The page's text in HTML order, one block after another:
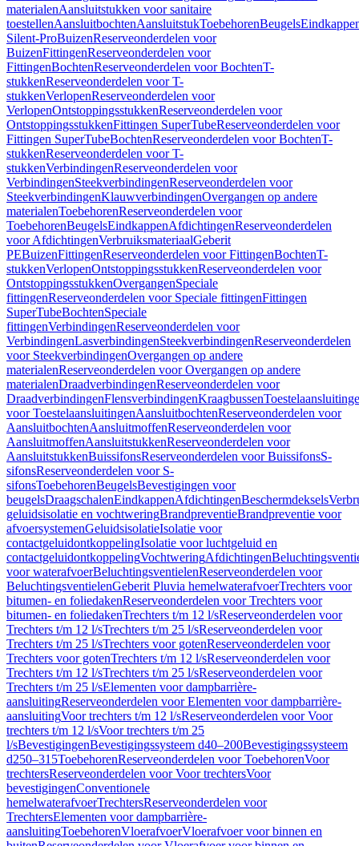
materialenAansluitstukken voor sanitaire
toestellenAansluitbochtenAansluitstukToebehorenBeugels
Silent-ProBuizenReserveonderdelen voor
BuizenFittingenReserveonderdelen voor
FittingenBochtenReserveonderdelen voor BochtenT-
stukkenReserveonderdelen voor T-
stukkenVerlopenReserveonderdelen voor
VerlopenOntstoppingsstukkenReserveonderdelen voor
OntstoppingsstukkenFittingen SuperTubeReserveonderdelen voor
Fittingen SuperTubeBochtenReserveonderdelen voor BochtenT-
stukkenReserveonderdelen voor T-
stukkenVerbindingenReserveonderdelen voor
VerbindingenSteekverbindingenReserveonderdelen voor
SteekverbindingenKlauwverbindingenOvergangen op andere
materialenToebehorenReserveonderdelen voor
ToebehorenBeugelsEindkappenAfdichtingenReserveonderdelen
voor AfdichtingenVerbruiksmateriaalGeberit
PEBuizenFittingenReserveonderdelen voor FittingenBochtenT-
stukkenVerlopenOntstoppingsstukkenReserveonderdelen voor
OntstoppingsstukkenOvergangenSpeciale
fittingenReserveonderdelen voor Speciale fittingenFittingen
SuperTubeBochtenSpeciale
fittingenVerbindingenReserveonderdelen voor
VerbindingenLasverbindingenSteekverbindingenReserveonderdelen
voor SteekverbindingenOvergangen op andere
materialenReserveonderdelen voor Overgangen op andere
materialenDraadverbindingenReserveonderdelen voor
DraadverbindingenFlensverbindingenKraagbussen
voor ToestelaansluitingenAansluitbochtenReserveonderdelen voor
AansluitbochtenAansluitmoffenReserveonderdelen voor
AansluitmoffenAansluitstukkenReserveonderdelen voor
AansluitstukkenBuissifonsReserveonderdelen voor BuissifonsS-
sifonsReserveonderdelen voor S-
sifonsToebehorenBeugelsBevestigingen voor
beugelsDraagschalenEindkappenAfdichtingenBeschermdeksels
geluidsisolatie en vochtweringBrandpreventieBrandpreventie voor
afvoersystemenGeluidsisolatieIsolatie voor
contactgeluidontkoppelingIsolatie voor luchtgeluid en
contactgeluidontkoppelingVochtweringAfdichtingen
voor waterafvoerBeluchtingsventielenReserveonderdelen voor
BeluchtingsventielenGeberit Pluvia hemelwaterafvoerTrechters voor
bitumen- en foliedakenReserveonderdelen voor Trechters voor
bitumen- en foliedakenTrechters t/m 12 l/sReserveonderdelen voor
Trechters t/m 12 l/sTrechters t/m 25 l/sReserveonderdelen voor
Trechters t/m 25 l/sTrechters voor gotenReserveonderdelen voor
Trechters voor gotenTrechters t/m 12 l/sReserveonderdelen voor
Trechters t/m 12 l/sTrechters t/m 25 l/sReserveonderdelen voor
Trechters t/m 25 l/sElementen voor dampbarrière-
aansluitingReserveonderdelen voor Elementen voor dampbarrière-
aansluitingVoor trechters t/m 12 l/sReserveonderdelen voor Voor
trechters t/m 12 l/sVoor trechters t/m 25
l/sBevestigingenBevestigingssysteem d40–200Bevestigingssysteem
d250–315ToebehorenReserveonderdelen voor ToebehorenVoor
trechtersReserveonderdelen voor Voor trechtersVoor
bevestigingenConventionele
hemelwaterafvoerTrechtersReserveonderdelen voor
TrechtersElementen voor dampbarrière-
aansluitingToebehorenVloerafvoerVloerafvoer voor binnen en